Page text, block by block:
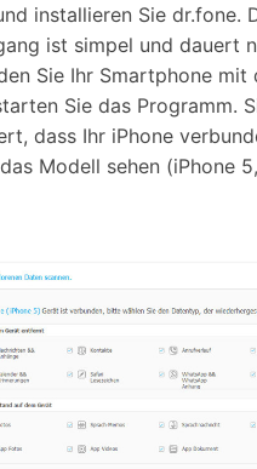
installieren Sie dr.fone.
ist simpel und dauert
Sie Ihr Smartphone mit
Sie das Programm.
dass Ihr iPhone
Modell sehen (iPhone